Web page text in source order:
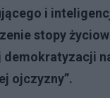
i
stopy
demokratyzacji
ojczyzny”.